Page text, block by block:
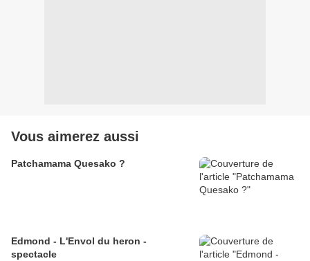
Vous aimerez aussi
Patchamama Quesako ?
Edmond - L'Envol du heron -
spectacle